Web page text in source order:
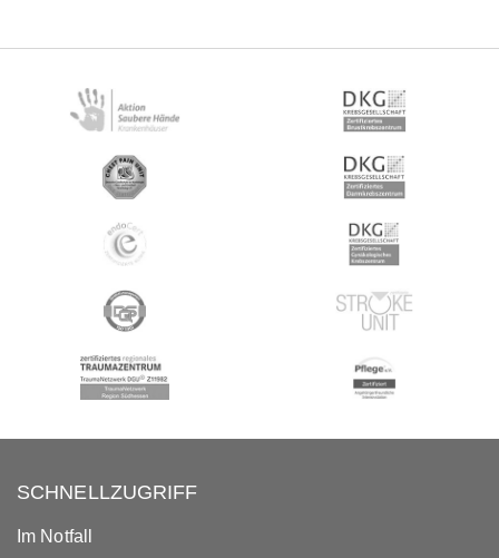
SCHNELLZUGRIFF
Im Notfall